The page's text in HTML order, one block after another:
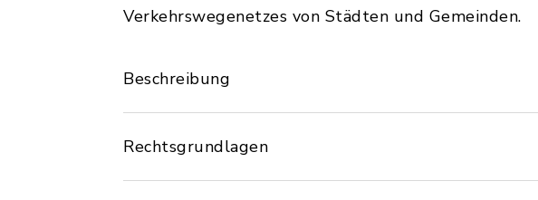
Verkehrswegenetzes von Städten und Gemeinden.
Beschreibung
Rechtsgrundlagen